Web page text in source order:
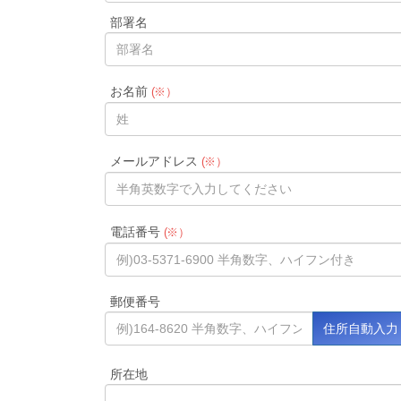
部署名
お名前(※）
メールアドレス (※）
電話番号(※）
郵便番号
所在地